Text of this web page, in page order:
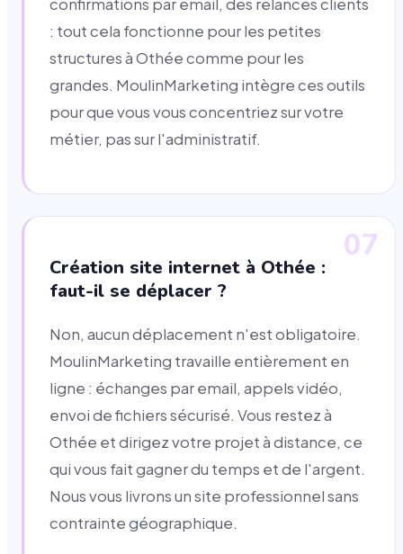
confirmations par email, des relances clients
: tout cela fonctionne pour les petites
structures à Othée comme pour les
grandes. MoulinMarketing intègre ces outils
pour que vous vous concentriez sur votre
métier, pas sur l'administratif.
07
Création site internet à Othée :
faut-il se déplacer ?
Non, aucun déplacement n'est obligatoire.
MoulinMarketing travaille entièrement en
ligne : échanges par email, appels vidéo,
envoi de fichiers sécurisé. Vous restez à
Othée et dirigez votre projet à distance, ce
qui vous fait gagner du temps et de l'argent.
Nous vous livrons un site professionnel sans
contrainte géographique.